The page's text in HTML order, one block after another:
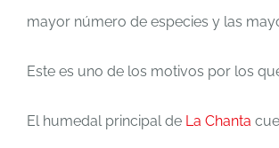
mayor número de especies y las
Este es uno de los motivos por los
El humedal principal de La Chanta